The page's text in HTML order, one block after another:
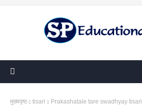
मुख्यपृष्ठ tisari Prakashatale tare swadhyay tisari